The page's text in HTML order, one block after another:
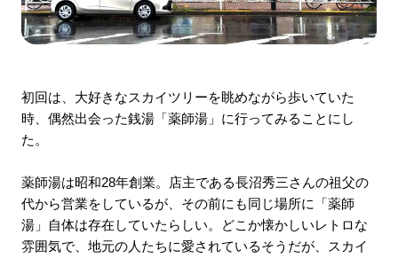
初回は、大好きなスカイツリーを眺めながら歩いていた
時、偶然出会った銭湯「薬師湯」に行ってみることにし
た。
薬師湯は昭和28年創業。店主である長沼秀三さんの祖父の
代から営業をしているが、その前にも同じ場所に「薬師
湯」自体は存在していたらしい。どこか懐かしいレトロな
雰囲気で、地元の人たちに愛されているそうだが、スカイ